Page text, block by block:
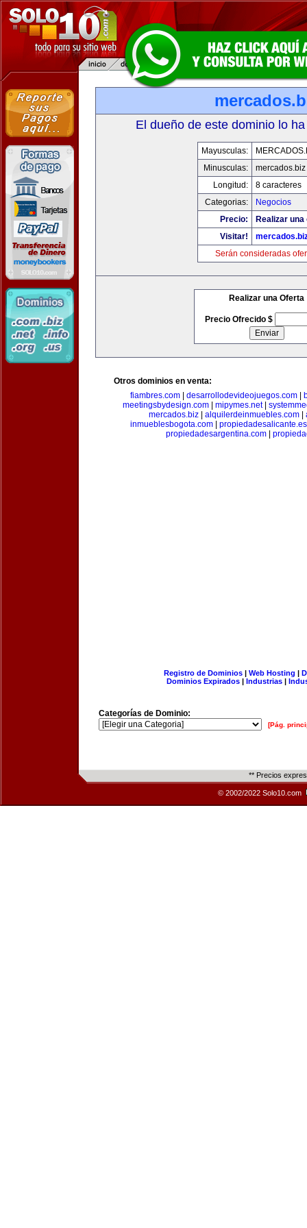
El dueño de este dominio lo
Mayusculas:
Minusculas:
mercados.biz
Longitud:
8 caracteres
Categorias:
Negocios
Precio:
Realizar
Visitar!
Serán consideradas
Realizar una Oferta
Precio Ofrecido $
Otros dominios en venta:
fiambres.com| desarrollodevideojuegos.com|
meetingsbydesign.com| mipymes.net|
mercados.biz| alquilerdeinmuebles.com|
inmueblesbogota.com| propiedadesalicante.es
propiedadesargentina.com|
Registro de Dominios| Web Hosting |
Dominios Expirados | Industrias |
Categorías de Dominio:
[Pág.
** Precios
© 2002/2022 Solo10.com